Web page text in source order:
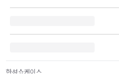
한성쇼케이스